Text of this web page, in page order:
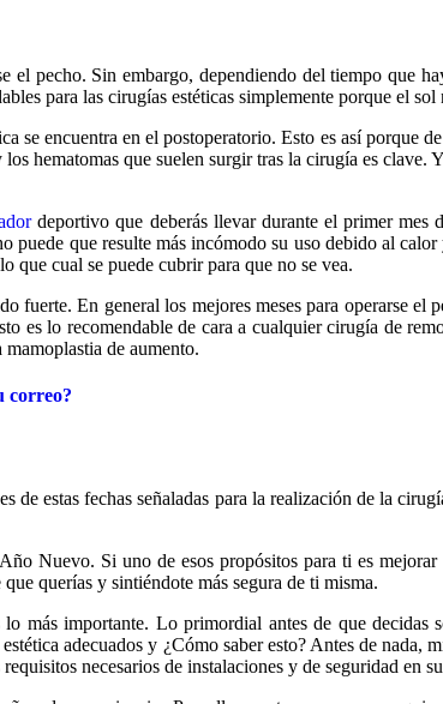
el pecho. Sin embargo, dependiendo del tiempo que
para las cirugías estéticas simplemente porque el
encuentra en el postoperatorio. Esto es así porque
hematomas que suelen surgir tras la cirugía es
deportivo que deberás llevar durante el primer mes
puede que resulte más incómodo su uso debido al
que cual se puede cubrir para que no se vea.
fuerte. En general los mejores meses para operarse el
es lo recomendable de cara a cualquier cirugía de
de aumento.
correo?
de estas fechas señaladas para la realización de la
Nuevo. Si uno de esos propósitos para ti es
querías y sintiéndote más segura de ti misma.
más importante. Lo primordial antes de que
adecuados y ¿Cómo saber esto? Antes de
necesarios de instalaciones y de seguridad en